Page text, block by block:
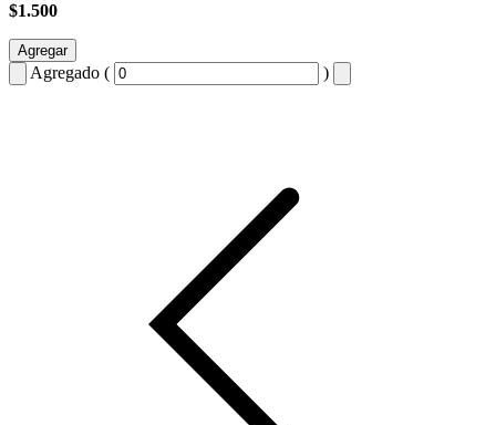
$1.500
Agregar
Agregado ( )